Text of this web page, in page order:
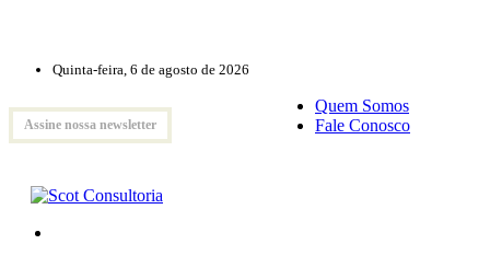
Quinta-feira, 6 de agosto de 2026
Assine nossa newsletter
Quem Somos
Fale Conosco